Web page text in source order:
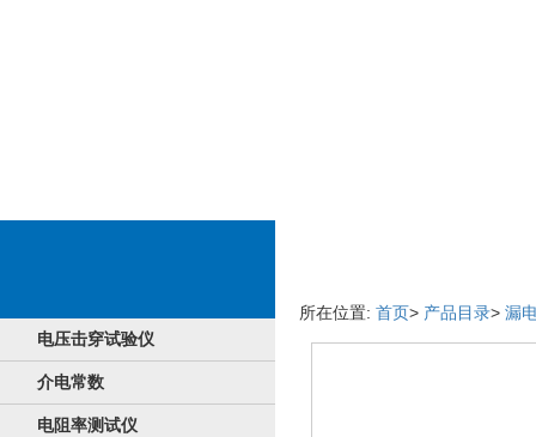
电压击穿试验仪
介电常数
电阻率测试仪
所在位置: 首页> 产品目录> 漏